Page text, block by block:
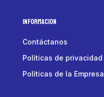
Informacion
Contáctanos
Políticas de privacidad
Políticas de la Empresa